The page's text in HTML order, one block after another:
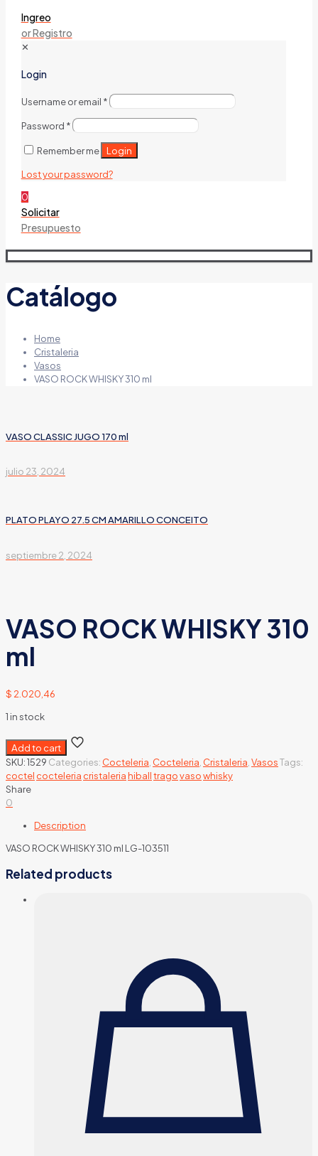
Ingreo
or Registro
✕
Login
Username or email *
Password *
Remember me Login
Lost your password?
0
Solicitar
Presupuesto
Catálogo
Home
Cristaleria
Vasos
VASO ROCK WHISKY 310 ml
VASO CLASSIC JUGO 170 ml
julio 23, 2024
PLATO PLAYO 27.5 CM AMARILLO CONCEITO
septiembre 2, 2024
VASO ROCK WHISKY 310
ml
$ 2.020,46
1 in stock
Add to cart
SKU:1529 Categories: Cocteleria Cocteleria Cristaleria VasosTags:
coctel cocteleria cristaleriahiballtragovasowhisky
Share
0
Description
VASO ROCK WHISKY 310 ml LG-103511
Related products